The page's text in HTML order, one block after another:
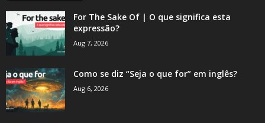
For The Sake Of | O que significa esta
expressão?
Aug 7, 2026
Como se diz “Seja o que for” em inglês?
Aug 6, 2026